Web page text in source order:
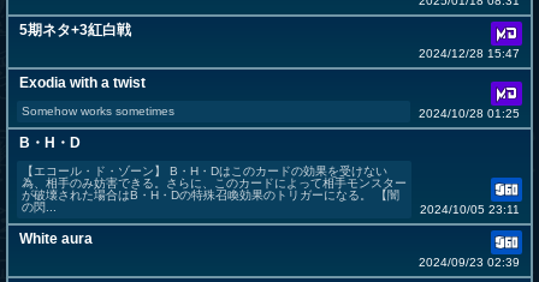
5期ネタ+3紅白戦
2024/12/28 15:47
Exodia with a twist
Somehow works sometimes 2024/10/28 01:25
B・H・D
【エコール・ド・ゾーン】 B・H・Dはこのカードの効果を受けない
為、相手のみ妨害できる。さらに、このカードによって相手モンスター
が破壊された場合はB・H・Dの特殊召喚効果のトリガーになる。 【闇
の閃...
2024/10/05 23:11
White aura
2024/09/23 02:39